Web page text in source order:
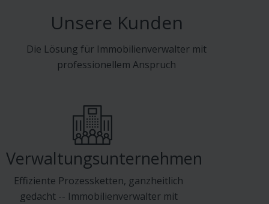
Unsere Kunden
Die Lösung für Immobilienverwalter mit
professionellem Anspruch
Verwaltungsunternehmen
Effiziente Prozessketten, ganzheitlich
gedacht -- Immobilienverwalter mit